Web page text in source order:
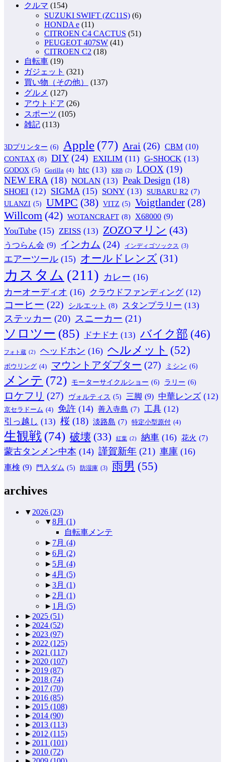
クルマ (154)
SUZUKI SWIFT (ZC11S) (6)
HONDA e (11)
CITROEN C4 CACTUS (51)
PEUGEOT 407SW (41)
CITROEN C2 (18)
自転車 (19)
ガジェット (321)
買い物（その他）
(137)
グルメ (127)
アウトドア (26)
スポーツ (105)
雑記 (113)
3Dプリンター (6) Apple (77) Arai (26) CBM (10)
CONTAX (8) DIY (24) EXILIM (11) G-SHOCK (13)
GODOX (5) Gorilla (4) htc (13) KRB (2) LOOX (19)
NEW ERA (18) NOLAN (13) Peak Design (18)
SHOEI (12) SIGMA (15) SONY (13) SUBARU R2 (7)
ULANZI (5) UMPC (38) VITZ (5) Voigtlander (28)
Willcom (42) WOTANCRAFT (8) X68000 (9)
YouTube (15) ZEISS (13) ZOZOマリン (43)
うつらん会 (9) インカム (24) インディゴソックス (3)
エアーツール (15) オールドレンズ (31)
カスタム (211) カレー (16)
カーオーディオ (16) クラウドファンディング (12)
コーヒー (22) シルエット (8) スタンプラリー (13)
ステッカー (20) スニーカー (21)
ソロツー (85) ドナドナ (13) バイク部 (46)
フォト蔵 (2) ヘッドホン (16) ヘルメット (52)
ボウリング (4) マウントアダプター (27) ミシン (6)
メンテ (72) モーターサイクルショー (6) ラリー (6)
ロケフリ (27) ヴォルティス (5) 三脚 (9) 中華レンズ (12)
京セラドーム (4) 免許 (14) 善入寺島 (7) 工具 (12)
引っ越し (13) 桜 (18) 淡路島 (7) 特定小型原付 (4)
生観戦 (74) 破壊 (33) 紅葉 (2) 納車 (16) 花火 (7)
蒙古タンメン中本 (14) 謹賀新年 (21) 車庫 (16)
車検 (9) 門入ダム (5) 防湿庫 (3) 雨男 (55)
archives
▼ 2026 (23)
▼8月 (1)
自転車メンテ
► 7月 (4)
►6月 (2)
► 5月 (4)
►4月 (5)
►3月 (1)
► 2月 (1)
► 1月 (5)
► 2025 (51)
► 2024 (52)
► 2023 (97)
► 2022 (125)
► 2021 (117)
► 2020 (107)
► 2019 (87)
► 2018 (74)
► 2017 (70)
► 2016 (85)
► 2015 (108)
► 2014 (90)
► 2013 (113)
► 2012 (115)
► 2011 (101)
► 2010 (72)